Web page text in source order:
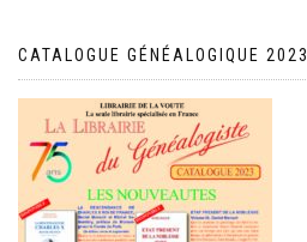
CATALOGUE GÉNÉALOGIQUE 2023